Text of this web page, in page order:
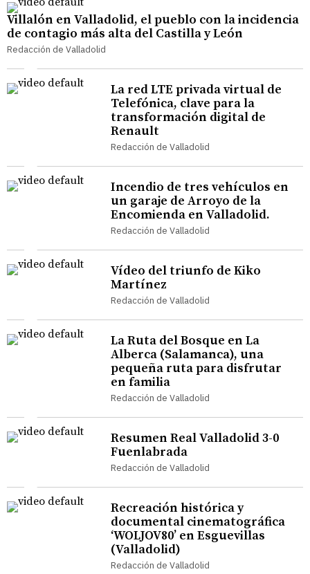
Villalón en Valladolid, el pueblo con la incidencia
de contagio más alta del Castilla y León
Redacción de Valladolid
La red LTE privada virtual de
Telefónica, clave para la
transformación digital de
Renault
Redacción de Valladolid
Incendio de tres vehículos en
un garaje de Arroyo de la
Encomienda en Valladolid.
Redacción de Valladolid
Vídeo del triunfo de Kiko
Martínez
Redacción de Valladolid
La Ruta del Bosque en La
Alberca (Salamanca), una
pequeña ruta para disfrutar
en familia
Redacción de Valladolid
Resumen Real Valladolid 3-0
Fuenlabrada
Redacción de Valladolid
Recreación histórica y
documental cinematográfica
‘WOLJOV80’ en Esguevillas
(Valladolid)
Redacción de Valladolid